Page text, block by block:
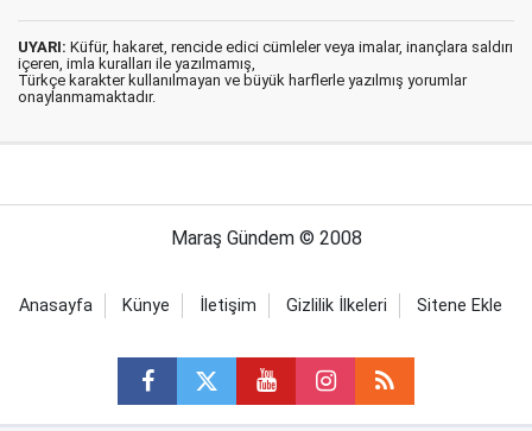
UYARI: Küfür, hakaret, rencide edici cümleler veya imalar, inançlara saldırı
içeren, imla kuralları ile yazılmamış,
Türkçe karakter kullanılmayan ve büyük harflerle yazılmış yorumlar
onaylanmamaktadır.
Maraş Gündem © 2008
Anasayfa Künye İletişim Gizlilik İlkeleri Sitene Ekle